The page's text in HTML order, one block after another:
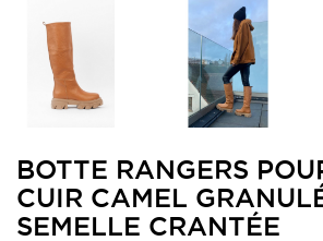
BOTTE RANGERS
CUIR CAMEL
SEMELLE CRANTÉE